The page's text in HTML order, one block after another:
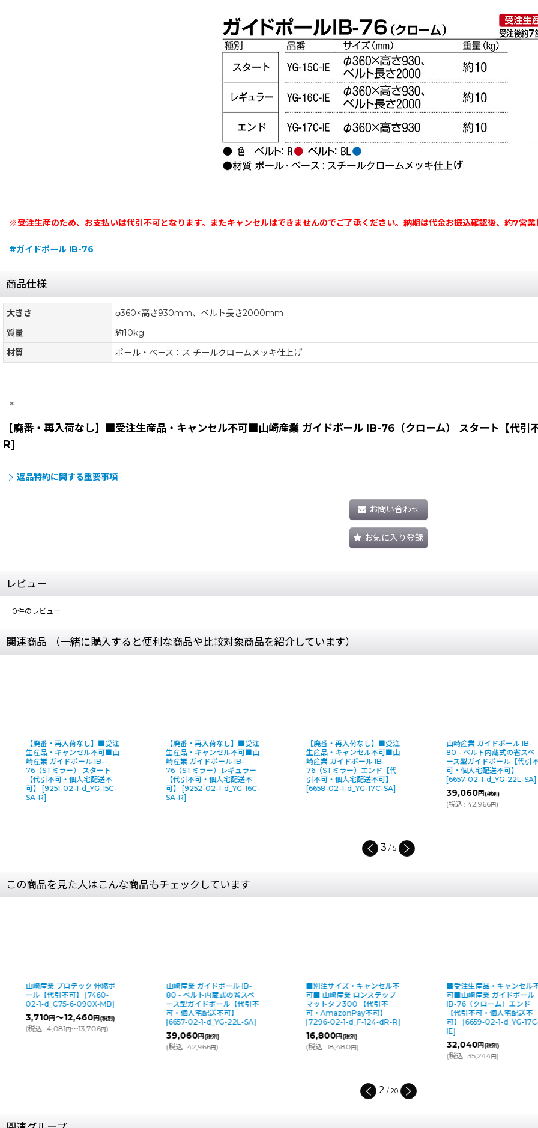
※受注生産のため、お支払いは代引不可となります。またキャンセルはできませんのでご了承ください。納期は代金お振込確認後、約7営業
#ガイドポール IB-76
商品仕様
大きさ
φ360×高さ930mm、ベルト長さ2000mm
質量
約10kg
材質
ポール・ベース：ス チールクロームメッキ仕上げ
×
【廃番・再入荷なし】■受注生産品・キャンセル不可■山崎産業 ガイドポール IB-76（クローム） スタート【代引
R]
返品特約に関する重要事項
お問い合わせ
お気に入り登録
レビュー
0件のレビュー
関連商品 （一緒に購入すると便利な商品や比較対象商品を紹介しています）
【廃番・再入荷なし】■受注
生産品・キャンセル不可■山
崎産業 ガイドポール IB-
76（STミラー）レギュラー
【代引不可・個人宅配送不
可】
[9252-02-1-d_YG-16C-
SA-R]
【廃番・再入荷なし】■受注
生産品・キャンセル不可■山
崎産業 ガイドポール IB-
76（STミラー）エンド【代
引不可・個人宅配送不可】
[6658-02-1-d_YG-17C-SA]
山崎産業 ガイドポール IB-
80 - ベルト内蔵式の省スペ
ース型ガイドポール【代引不
可・個人宅配送不可】
[6657-02-1-d_YG-22L-SA
39,060円 (税別)
■受注生産品・キャンセル
可■山崎産業 ガイドポール
80-DS8511V(サイン) - 80-
5000シリーズ用サインパネ
ル【代引不可・個人宅配送
可】
[6485-02-1-d_YG-
PC]
7,840 ～10,360
4 / 5
この商品を見た人はこんな商品もチェックしています
山崎産業 プロテック 伸縮ポ
ール【代引不可】
[7460-
02-1-d_C75-6-090X-MB]
3,710円～12,460円(税別)
(税込: 4,081円～13,706円)
山崎産業 ガイドポール IB-
80 - ベルト内蔵式の省スペ
ース型ガイドポール【代引不
可・個人宅配送不可】
[6657-02-1-d_YG-22L-SA]
39,060円(税別)
(税込: 42,966円)
■別注サイズ・キャンセル不
可■ 山崎産業 ロンステップ
マットタフ300 【代引不
可・AmazonPay不可】
[7296-02-1-d_F-124-dR-R]
16,800円(税別)
(税込: 18,480円)
■受注生産品・キャンセル
可■山崎産業 ガイドポール
IB-76（クローム）エンド
【代引不可・個人宅配送不
可】
[6659-02-1-d_YG-
IE]
32,040円(税別)
(税込: 35,244円)
2 / 20